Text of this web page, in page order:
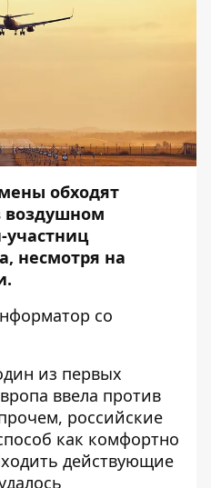
обходят
воздушном
участниц
несмотря на
со
из первых
ввела против
российские
как комфортно
действующие